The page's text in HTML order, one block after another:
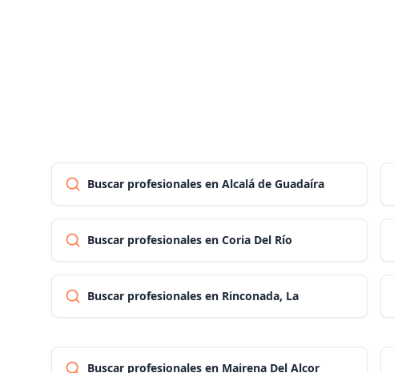
Buscar profesionales en Alcalá de Guadaíra
Buscar profesionales en Coria Del Río
Buscar profesionales en Rinconada, La
Buscar profesionales en Mairena Del Alcor